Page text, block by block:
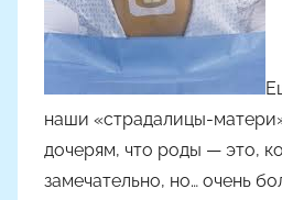
а
Ч
а
д
наши «страдалицы-
дочерям, что роды — это,
замечательно, но… очень